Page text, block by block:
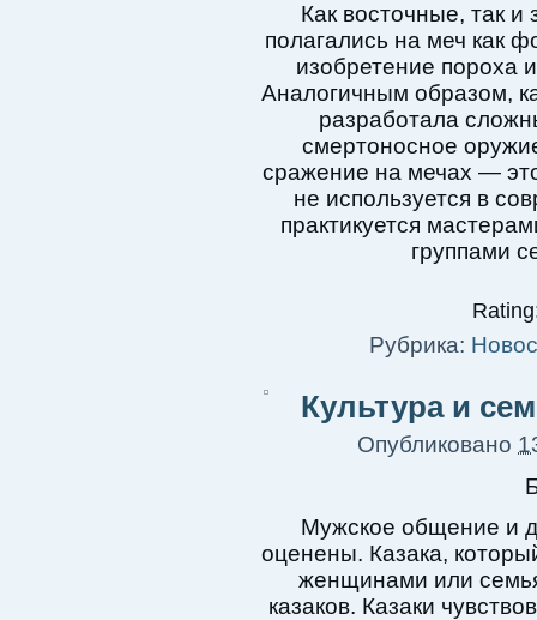
Как восточные, так
полагались на меч как
изобретение пороха
Аналогичным образом,
разработала
смертоносное
сражение на мечах —
не используется в
практикуется
группами
Рубрика:
Культура и
Опубликовано
Мужское общение и
оценены. Казака,
женщинами или
казаков. Казаки